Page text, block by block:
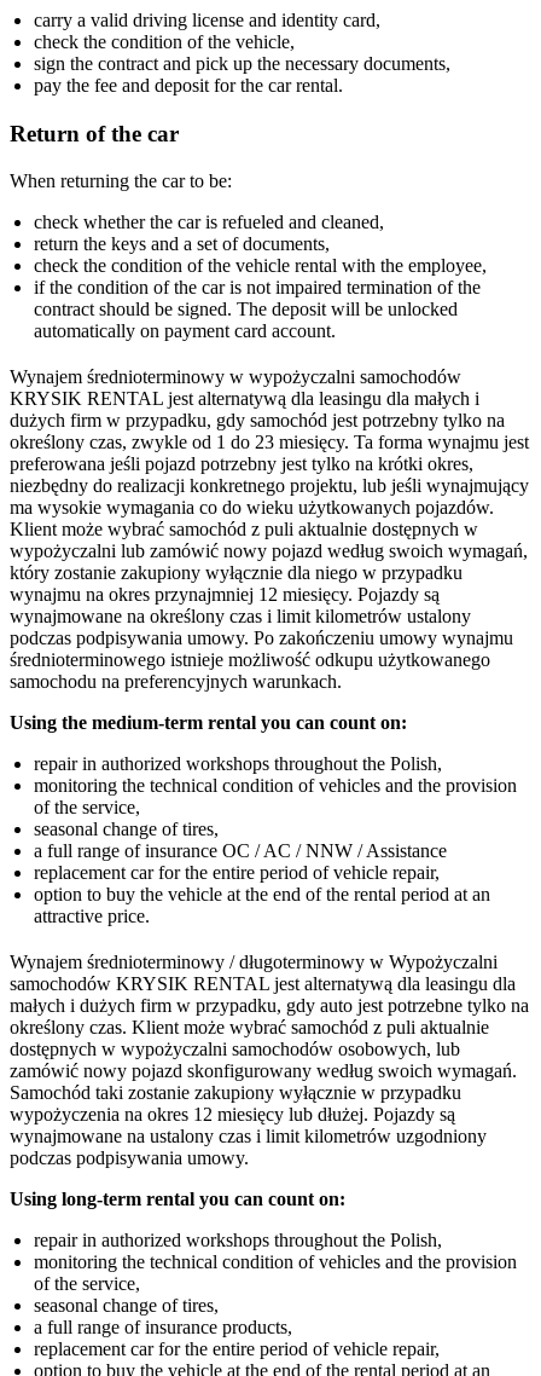
carry a valid driving license and identity card,
check the condition of the vehicle,
sign the contract and pick up the necessary documents,
pay the fee and deposit for the car rental.
Return of the car
When returning the car to be:
check whether the car is refueled and cleaned,
return the keys and a set of documents,
check the condition of the vehicle rental with the employee,
if the condition of the car is not impaired termination of the
contract should be signed. The deposit will be unlocked
automatically on payment card account.
Wynajem średnioterminowy w wypożyczalni samochodów
KRYSIK RENTAL jest alternatywą dla leasingu dla małych i
dużych firm w przypadku, gdy samochód jest potrzebny tylko na
określony czas, zwykle od 1 do 23 miesięcy. Ta forma wynajmu jest
preferowana jeśli pojazd potrzebny jest tylko na krótki okres,
niezbędny do realizacji konkretnego projektu, lub jeśli wynajmujący
ma wysokie wymagania co do wieku użytkowanych pojazdów.
Klient może wybrać samochód z puli aktualnie dostępnych w
wypożyczalni lub zamówić nowy pojazd według swoich wymagań,
który zostanie zakupiony wyłącznie dla niego w przypadku
wynajmu na okres przynajmniej 12 miesięcy. Pojazdy są
wynajmowane na określony czas i limit kilometrów ustalony
podczas podpisywania umowy. Po zakończeniu umowy wynajmu
średnioterminowego istnieje możliwość odkupu użytkowanego
samochodu na preferencyjnych warunkach.
Using the medium-term rental you can count on:
repair in authorized workshops throughout the Polish,
monitoring the technical condition of vehicles and the provision
of the service,
seasonal change of tires,
a full range of insurance OC / AC / NNW / Assistance
replacement car for the entire period of vehicle repair,
option to buy the vehicle at the end of the rental period at an
attractive price.
Wynajem średnioterminowy / długoterminowy w Wypożyczalni
samochodów KRYSIK RENTAL jest alternatywą dla leasingu dla
małych i dużych firm w przypadku, gdy auto jest potrzebne tylko na
określony czas. Klient może wybrać samochód z puli aktualnie
dostępnych w wypożyczalni samochodów osobowych, lub
zamówić nowy pojazd skonfigurowany według swoich wymagań.
Samochód taki zostanie zakupiony wyłącznie w przypadku
wypożyczenia na okres 12 miesięcy lub dłużej. Pojazdy są
wynajmowane na ustalony czas i limit kilometrów uzgodniony
podczas podpisywania umowy.
Using long-term rental you can count on:
repair in authorized workshops throughout the Polish,
monitoring the technical condition of vehicles and the provision
of the service,
seasonal change of tires,
a full range of insurance products,
replacement car for the entire period of vehicle repair,
option to buy the vehicle at the end of the rental period at an